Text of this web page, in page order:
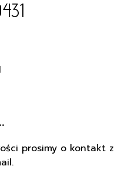
prosimy o kontakt z